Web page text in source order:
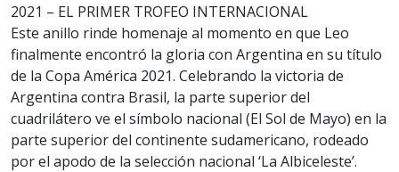
2021 – EL PRIMER TROFEO INTERNACIONAL
Este anillo rinde homenaje al momento en que Leo
finalmente encontró la gloria con Argentina en su título
de la Copa América 2021. Celebrando la victoria de
Argentina contra Brasil, la parte superior del
cuadrilátero ve el símbolo nacional (El Sol de Mayo) en la
parte superior del continente sudamericano, rodeado
por el apodo de la selección nacional ‘La Albiceleste’.